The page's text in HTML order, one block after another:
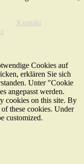
Kontakt
Cookies auf
erklären Sie sich
Unter "Cookie
angepasst werden.
cookies on this site. By
these cookies. Under
customized.